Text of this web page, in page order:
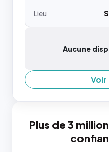
Lieu
Aucune
Voir
Plus de 3